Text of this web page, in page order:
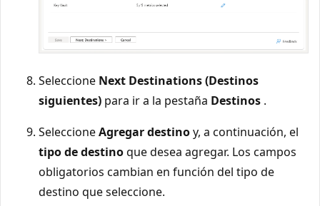
Seleccione Next Destinations (Destinos
siguientes) para ir a la pestaña Destinos .
SeleccioneAgregar destinoy, a continuación, el
tipo de destinoque desea agregar. Los campos
obligatorios cambian en función del tipo de
destino que seleccione.